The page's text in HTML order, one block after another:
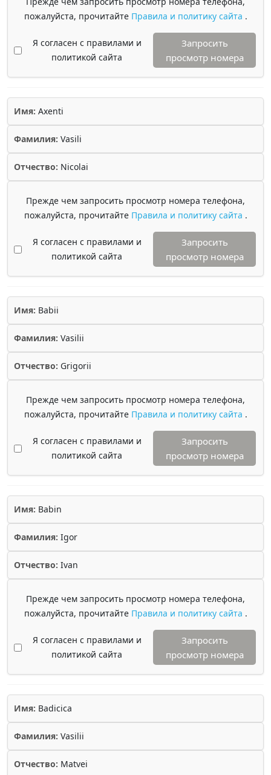
пожалуйста, прочитайте Правила и политику сайта .
Я согласен с правилами и
политикой сайта
Запросить
просмотр номера
Имя: Axenti
Фамилия: Vasili
Отчество: Nicolai
Прежде чем запросить просмотр номера телефона,
пожалуйста, прочитайте Правила и политику сайта .
Я согласен с правилами и
политикой сайта
Запросить
просмотр номера
Имя: Babii
Фамилия: Vasilii
Отчество: Grigorii
Прежде чем запросить просмотр номера телефона,
пожалуйста, прочитайте Правила и политику сайта .
Я согласен с правилами и
политикой сайта
Запросить
просмотр номера
Имя: Babin
Фамилия: Igor
Отчество: Ivan
Прежде чем запросить просмотр номера телефона,
пожалуйста, прочитайте Правила и политику сайта .
Я согласен с правилами и
политикой сайта
Запросить
просмотр номера
Имя: Badicica
Фамилия: Vasilii
Отчество: Matvei